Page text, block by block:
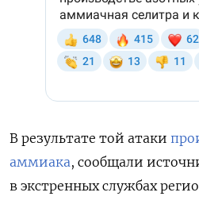
В результате той атаки
аммиака, сообщали
в экстренных службах